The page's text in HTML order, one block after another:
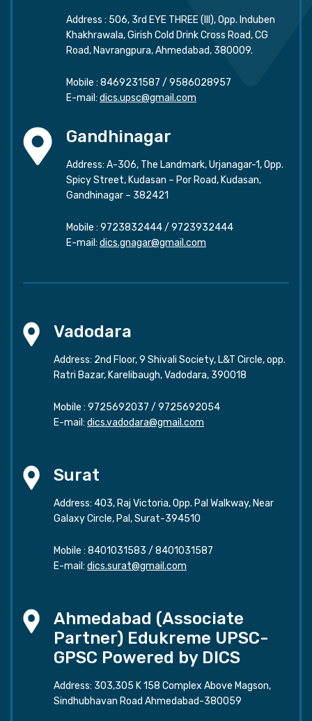
Address : 506, 3rd EYE THREE (III), Opp. Induben
Khakhrawala, Girish Cold Drink Cross Road, CG
Road, Navrangpura, Ahmedabad, 380009.
Mobile : 8469231587 / 9586028957
E-mail: dics.upsc@gmail.com
Gandhinagar
Address: A-306, The Landmark, Urjanagar-1, Opp.
Spicy Street, Kudasan – Por Road, Kudasan,
Gandhinagar – 382421
Mobile : 9723832444/ 9723932444
E-mail: dics.gnagar@gmail.com
Vadodara
Address: 2nd Floor, 9 Shivali Society, L&T Circle, opp.
Ratri Bazar, Karelibaugh, Vadodara, 390018
Mobile : 9725692037 / 9725692054
E-mail: dics.vadodara@gmail.com
Surat
Address: 403, Raj Victoria, Opp. Pal Walkway, Near
Galaxy Circle, Pal, Surat-394510
Mobile : 8401031583 / 8401031587
E-mail: dics.surat@gmail.com
Ahmedabad (Associate
Partner) Edukreme UPSC-
GPSC Powered by DICS
Address: 303,305 K 158 Complex Above Magson,
Sindhubhavan Road Ahmedabad-380059